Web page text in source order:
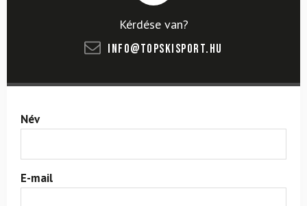
Kérdése van?
info@topskisport.hu
Név
E-mail